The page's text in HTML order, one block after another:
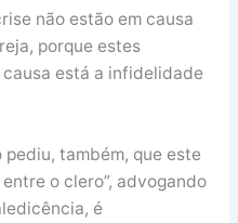
não estão em causa
porque estes
causa está a infidelidade
pediu, também, que este
o clero”, advogando
é